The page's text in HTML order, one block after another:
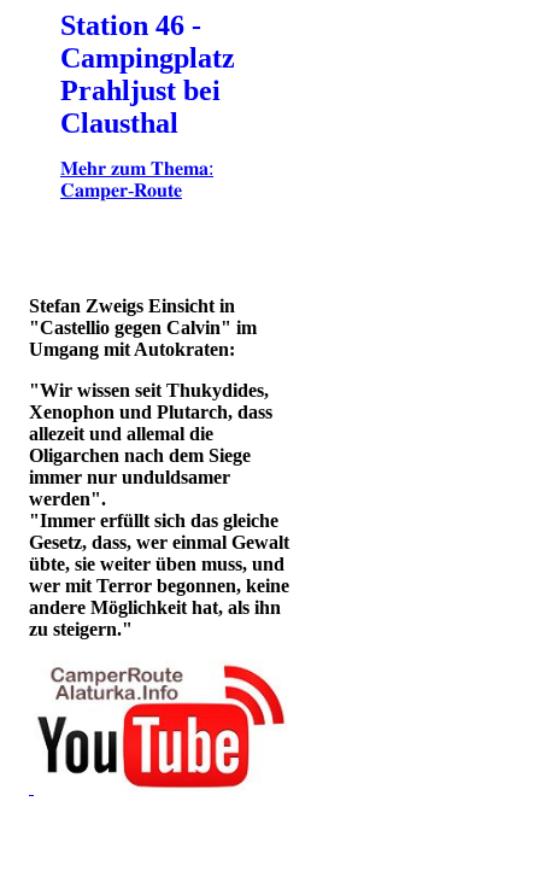
Station 46 -
Campingplatz
Prahljust bei
Clausthal
𝐌𝐞𝐡𝐫 𝐳𝐮𝐦 𝐓𝐡𝐞𝐦𝐚:
𝐂𝐚𝐦𝐩𝐞𝐫-𝐑𝐨𝐮𝐭𝐞
Stefan Zweigs Einsicht in
"Castellio gegen Calvin" im
Umgang mit Autokraten:
"Wir wissen seit Thukydides,
Xenophon und Plutarch, dass
allezeit und allemal die
Oligarchen nach dem Siege
immer nur unduldsamer
werden".
"Immer erfüllt sich das gleiche
Gesetz, dass, wer einmal Gewalt
übte, sie weiter üben muss, und
wer mit Terror begonnen, keine
andere Möglichkeit hat, als ihn
zu steigern."